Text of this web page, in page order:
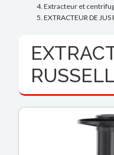
Extracteur et
EXTRACTEUR DE JUS